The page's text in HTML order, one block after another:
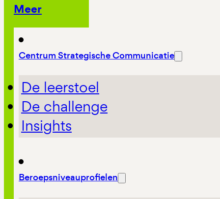
Meer
Centrum Strategische Communicatie
De leerstoel
De challenge
Insights
Beroepsniveauprofielen